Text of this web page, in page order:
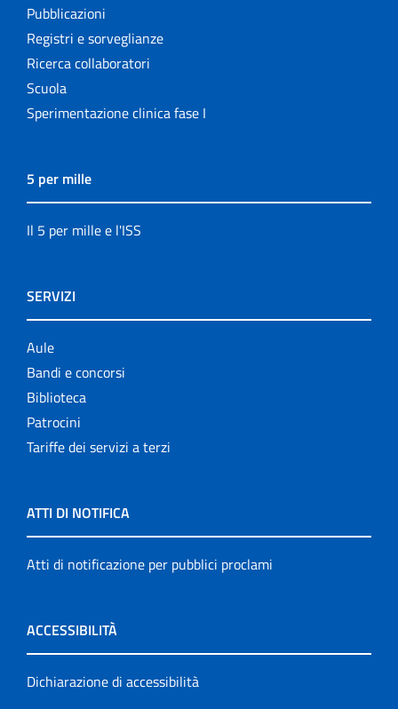
Pubblicazioni
Registri e sorveglianze
Ricerca collaboratori
Scuola
Sperimentazione clinica fase I
5 per mille
Il 5 per mille e l'ISS
SERVIZI
Aule
Bandi e concorsi
Biblioteca
Patrocini
Tariffe dei servizi a terzi
ATTI DI NOTIFICA
Atti di notificazione per pubblici proclami
ACCESSIBILITÀ
Dichiarazione di accessibilità